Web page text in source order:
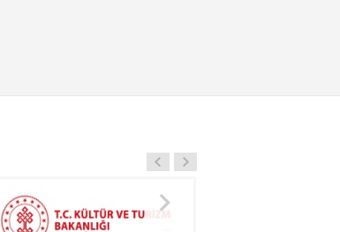
İlçemizde Turizm Haftası Coşkuyla
Kutlandı